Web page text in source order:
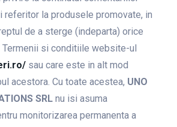
la produsele promovate, in
de a sterge (indeparta) orice
Termenii si conditiile website-ul
sau care este in alt mod
acestora. Cu toate acestea, UNO
SRL nu isi asuma
monitorizarea permanenta a